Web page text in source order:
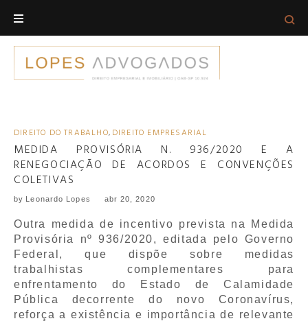
content
DIA:
20
DE
ABRIL
2020
DIREITO DO TRABALHO, DIREITO EMPRESARIAL
MEDIDA PROVISÓRIA N. 936/2020 E A
RENEGOCIAÇÃO DE ACORDOS E CONVENÇÕES
COLETIVAS
by Leonardo Lopes abr 20, 2020
Outra medida de incentivo prevista na Medida
Provisória nº 936/2020, editada pelo Governo
Federal, que dispõe sobre medidas
trabalhistas complementares para
enfrentamento do Estado de Calamidade
Pública decorrente do novo Coronavírus,
reforça a existência e importância de relevante